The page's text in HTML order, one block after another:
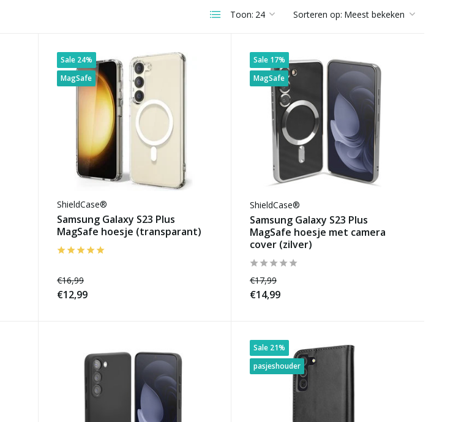
Toon: Sorteren op:
Sale 24%
MagSafe
ShieldCase®
Samsung Galaxy S23 Plus
MagSafe hoesje (transparant)
€16,99
€12,99
Sale 17%
MagSafe
ShieldCase®
Samsung Galaxy S23 Plus
MagSafe hoesje met camera
cover (zilver)
€17,99
€14,99
Sale 21%
pasjeshouder